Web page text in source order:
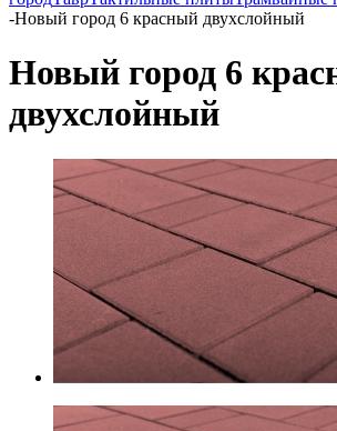
-Новый город 6 красный двухслойный
Новый город 6
двухслойный